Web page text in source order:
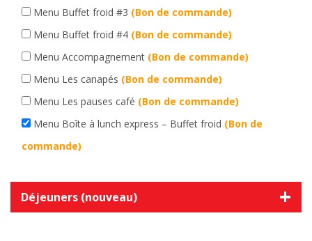
Menu Buffet froid #3 (Bon de commande)
Menu Buffet froid #4 (Bon de commande)
Menu Accompagnement (Bon de commande)
Menu Les canapés (Bon de commande)
Menu Les pauses café (Bon de commande)
Menu Boîte à lunch express – Buffet froid (Bon de
commande)
Déjeuners (nouveau)